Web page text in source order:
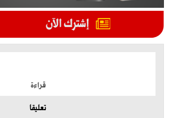
قراءة
تعليقا